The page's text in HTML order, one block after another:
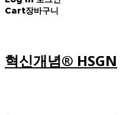
Cart장바구니
혁신개념® HSGN